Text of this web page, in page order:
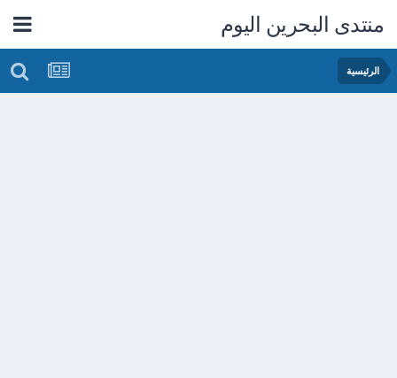
منتدى البحرين اليوم
الرئيسية